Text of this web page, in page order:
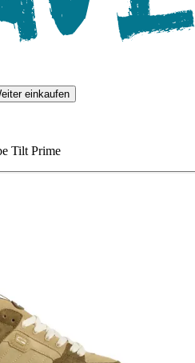
einkaufen
Tilt Prime